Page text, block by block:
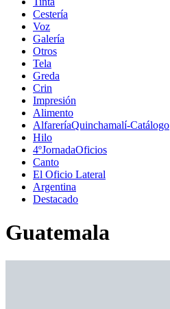
Cestería
Voz
Galería
Otros
Tela
Greda
Crin
Impresión
Alimento
AlfareríaQuinchamalí-Catálogo
Hilo
4ºJornadaOficios
Canto
El Oficio Lateral
Argentina
Destacado
Guatemala